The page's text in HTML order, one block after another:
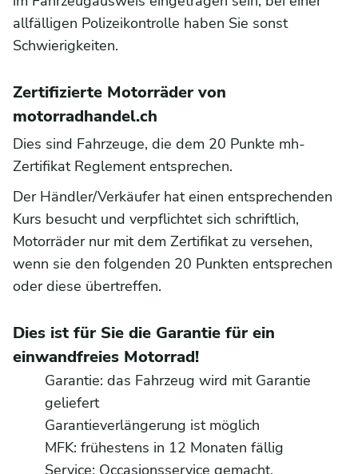
allfälligen Polizeikontrolle haben Sie sonst
Schwierigkeiten.
Zertifizierte Motorräder von
motorradhandel.ch
Dies sind Fahrzeuge, die dem 20 Punkte mh-
Zertifikat Reglement entsprechen.
Der Händler/Verkäufer hat einen entsprechenden
Kurs besucht und verpflichtet sich schriftlich,
Motorräder nur mit dem Zertifikat zu versehen,
wenn sie den folgenden 20 Punkten entsprechen
oder diese übertreffen.
Dies ist für Sie die Garantie für ein
einwandfreies Motorrad!
Garantie: das Fahrzeug wird mit Garantie
geliefert
Garantieverlängerung ist möglich
MFK: frühestens in 12 Monaten fällig
Service: Occasionsservice gemacht,